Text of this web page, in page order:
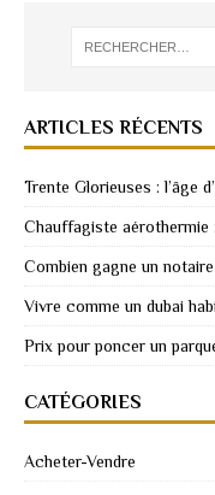
ARTICLES RÉCENTS
Trente Glorieuses : l’âge
Chauffagiste
Combien gagne un
Vivre comme un dubai
Prix pour poncer un
CATÉGORIES
Acheter-Vendre